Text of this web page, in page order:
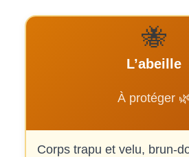
🐝
L’abeille
À protéger
Corps trapu et velu, brun-